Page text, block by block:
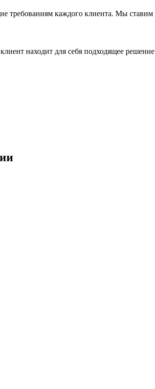
каждого клиента. Мы ставим
находит для себя подходящее